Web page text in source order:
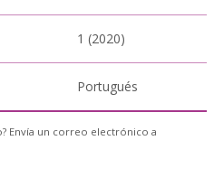
1 (2020)
Portugués
Envía un correo electrónico a